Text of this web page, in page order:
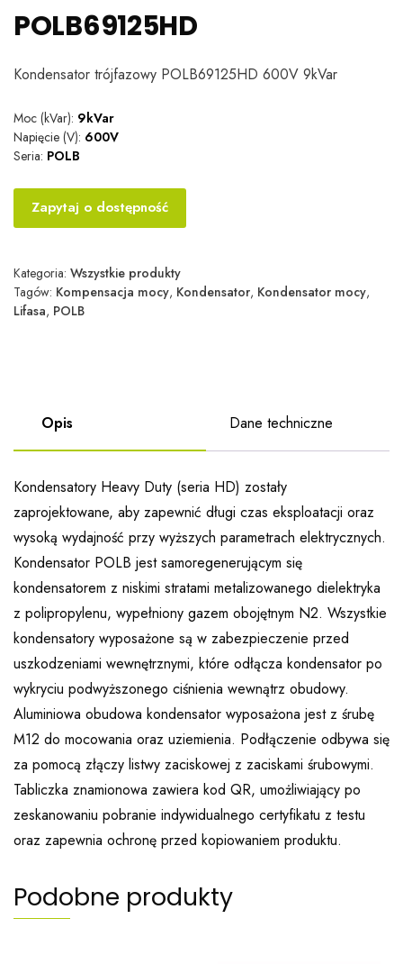
POLB69125HD
Kondensator trójfazowy POLB69125HD 600V 9kVar
Moc (kVar): 9kVar
Napięcie (V): 600V
Seria: POLB
Zapytaj o dostępność
Kategoria: Wszystkie produkty
Tagów: Kompensacja mocy, Kondensator, Kondensator mocy,
Lifasa, POLB
Opis Dane techniczne
Kondensatory Heavy Duty (seria HD) zostały
zaprojektowane, aby zapewnić długi czas eksploatacji oraz
wysoką wydajność przy wyższych parametrach elektrycznych.
Kondensator POLB jest samoregenerującym się
kondensatorem z niskimi stratami metalizowanego dielektryka
z polipropylenu, wypełniony gazem obojętnym N2. Wszystkie
kondensatory wyposażone są w zabezpieczenie przed
uszkodzeniami wewnętrznymi, które odłącza kondensator po
wykryciu podwyższonego ciśnienia wewnątrz obudowy.
Aluminiowa obudowa kondensator wyposażona jest z śrubę
M12 do mocowania oraz uziemienia. Podłączenie odbywa się
za pomocą złączy listwy zaciskowej z zaciskami śrubowymi.
Tabliczka znamionowa zawiera kod QR, umożliwiający po
zeskanowaniu pobranie indywidualnego certyfikatu z testu
oraz zapewnia ochronę przed kopiowaniem produktu.
Podobne produkty